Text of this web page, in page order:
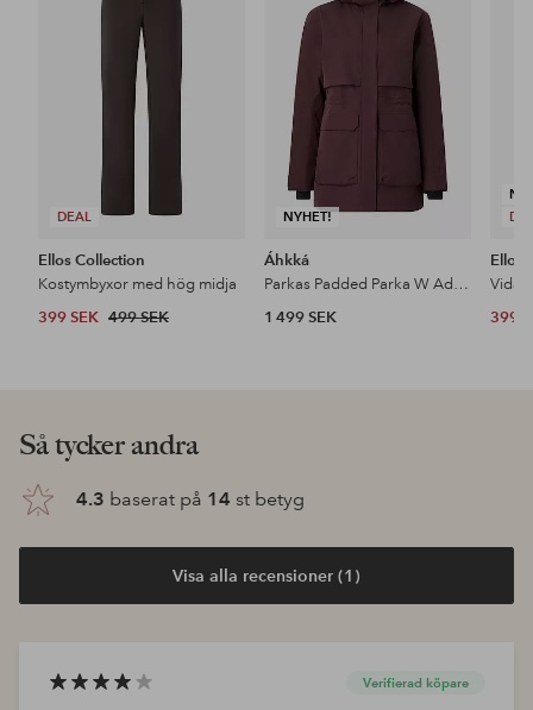
DEAL
Ellos Collection
Kostymbyxor med hög midja
399 SEK 499 SEK
NYHET!
favoriter
Áhkká
Parkas Padded Parka W Adjustable Waist
1 499 SEK
Ellos
399
Så tycker andra
4.3 baserat på 14 st betyg
Visa alla recensioner (1)
Verifierad köpare